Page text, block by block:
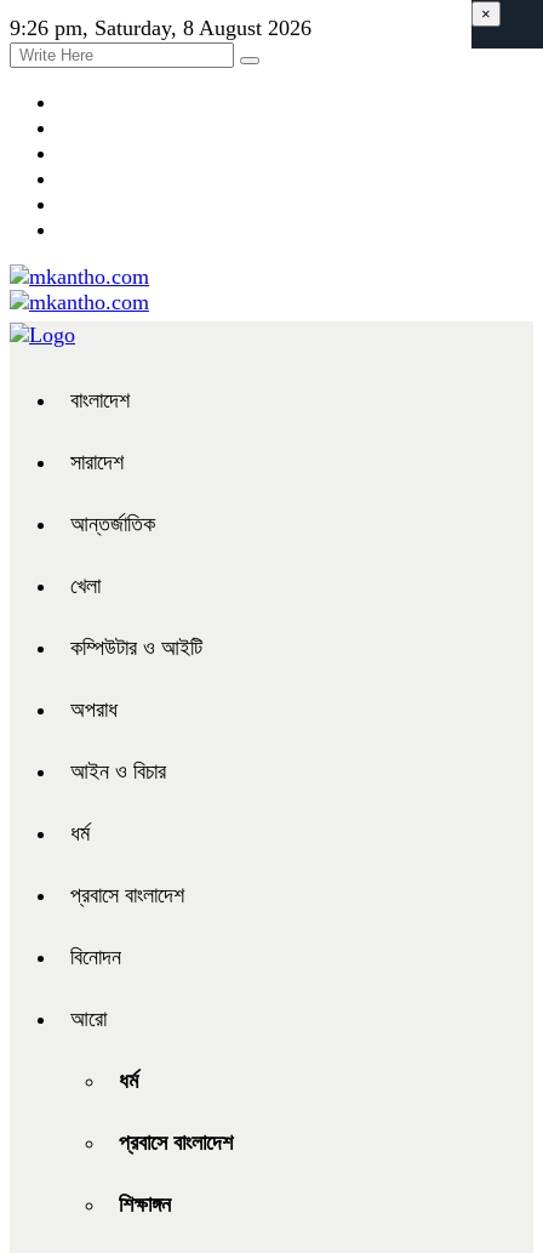
9:26 pm, Saturday, 8 August 2026
বাংলাদেশ
সারাদেশ
আন্তর্জাতিক
খেলা
কম্পিউটার ও আইটি
অপরাধ
আইন ও বিচার
ধর্ম
প্রবাসে বাংলাদেশ
বিনোদন
আরো
ধর্ম
প্রবাসে বাংলাদেশ
শিক্ষাঙ্গন
×